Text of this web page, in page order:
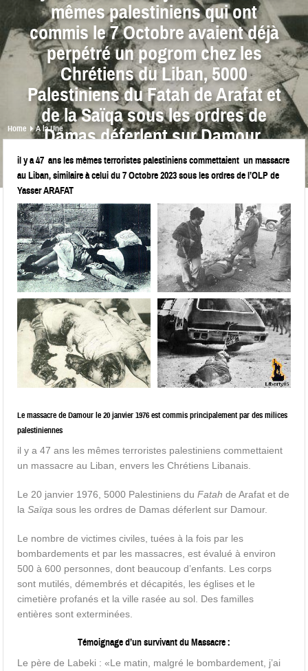
mêmes palestiniens qui ont
commis le 7 Octobre avaient déjà
perpétré un pogrom chez les
Chrétiens du Liban, 5000
Palestiniens du Fatah de Arafat et
de la Saïqa sous les ordres de
Damas déferlent sur Damour.
share 0 0 0 0
Home A la Une
il y a 47 ans les mêmes terroristes palestiniens commettaient un massacre
au Liban, similaire à celui du 7 Octobre 2023 sous les ordres de l’OLP de
Yasser ARAFAT
Le massacre de Damour le 20 janvier 1976 est commis principalement par des milices
palestiniennes
il y a 47 ans les mêmes terroristes palestiniens commettaient
un massacre au Liban, envers les Chrétiens Libanais.
Le 20 janvier 1976, 5000 Palestiniens duFatah de Arafat et de
laSaïqa sous les ordres de Damas déferlent sur Damour.
Le nombre de victimes civiles, tuées à la fois par les
bombardements et par les massacres, est évalué à environ
500 à 600 personnes, dont beaucoup d’enfants. Les corps
sont mutilés, démembrés et décapités, les églises et le
cimetière profanés et la ville rasée au sol. Des familles
entières sont exterminées.
Témoignage d’un survivant du Massacre :
Le père de Labeki : «Le matin, malgré le bombardement, j’ai